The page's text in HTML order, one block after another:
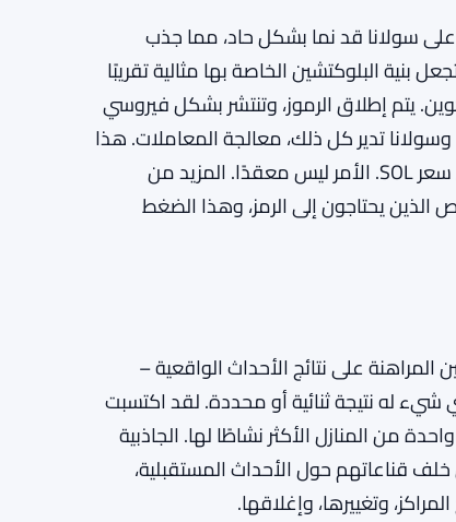
سولانا قد نما بشكل حاد، مما جذب
البلوكتشين الخاصة بها مثالية تقريبًا
يتم إطلاق الرموز، وتنتشر بشكل فيروسي
تدير كل ذلك، معالجة المعاملات. هذا
النشاط يغذي الطلب على الشبكة، والطلب على الشبكة يغذي سعر SOL. الأمر ليس معقدًا. المزيد من
يحتاجون إلى الرمز، وهذا الضغط
على نتائج الأحداث الواقعية –
أي شيء له نتيجة ثنائية أو محددة. لقد اكتسبت
من المنازل الأكثر نشاطًا لها. الجاذبية
قناعاتهم حول الأحداث المستقبلية،
وتغييرها، وإغلاقها.